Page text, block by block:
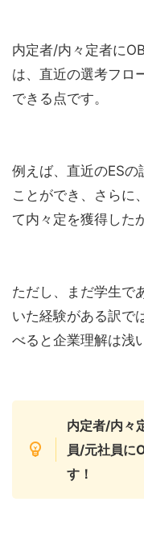
内定者/内々定者に
は、直近の選考フロ
できる点です。
例えば、直近のES
ことができ、さらに
て内々定を獲得した
ただし、まだ学生で
いた経験がある訳で
べると企業理解は浅
内定者/内々
員/元社員に
す！